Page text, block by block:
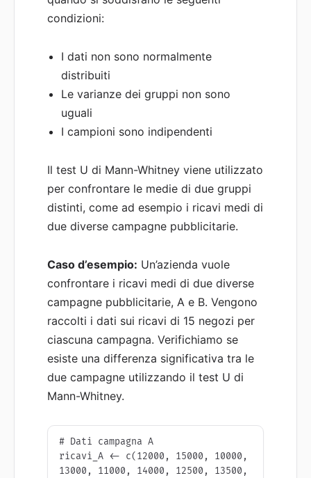
condizioni:
I dati non sono normalmente
distribuiti
Le varianze dei gruppi non sono
uguali
I campioni sono indipendenti
Il test U di Mann-Whitney viene utilizzato
per confrontare le medie di due gruppi
distinti, come ad esempio i ricavi medi di
due diverse campagne pubblicitarie.
Caso d’esempio: Un’azienda vuole
confrontare i ricavi medi di due diverse
campagne pubblicitarie, A e B. Vengono
raccolti i dati sui ricavi di 15 negozi per
ciascuna campagna. Verifichiamo se
esiste una differenza significativa tra le
due campagne utilizzando il test U di
Mann-Whitney.
# Dati campagna A
ricavi_A <- c(12000, 15000, 10000,
13000, 11000, 14000, 12500, 13500,